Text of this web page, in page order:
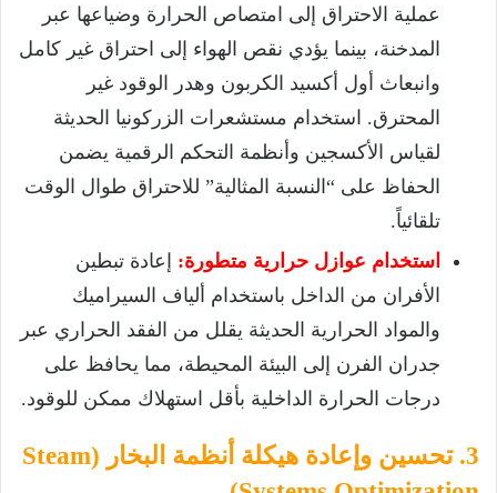
عملية الاحتراق إلى امتصاص الحرارة وضياعها عبر
المدخنة، بينما يؤدي نقص الهواء إلى احتراق غير كامل
وانبعاث أول أكسيد الكربون وهدر الوقود غير
المحترق. استخدام مستشعرات الزركونيا الحديثة
لقياس الأكسجين وأنظمة التحكم الرقمية يضمن
الحفاظ على “النسبة المثالية” للاحتراق طوال الوقت
تلقائياً.
استخدام عوازل حرارية متطورة: إعادة تبطين
الأفران من الداخل باستخدام ألياف السيراميك
والمواد الحرارية الحديثة يقلل من الفقد الحراري عبر
جدران الفرن إلى البيئة المحيطة، مما يحافظ على
درجات الحرارة الداخلية بأقل استهلاك ممكن للوقود.
3. تحسين وإعادة هيكلة أنظمة البخار (Steam